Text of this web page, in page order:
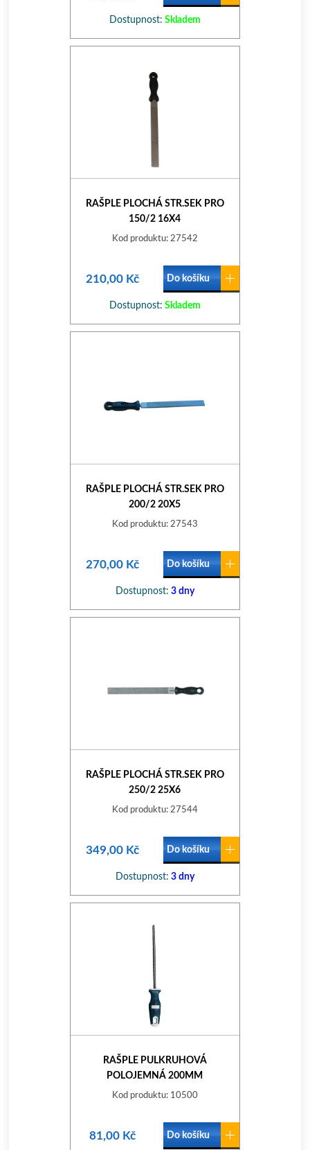
Dostupnost: Skladem
RAŠPLE PLOCHÁ STR.SEK PRO
150/2 16X4
Kod produktu: 27542
210,00 Kč Do košíku
Dostupnost: Skladem
RAŠPLE PLOCHÁ STR.SEK PRO
200/2 20X5
Kod produktu: 27543
270,00 Kč Do košíku
Dostupnost: 3 dny
RAŠPLE PLOCHÁ STR.SEK PRO
250/2 25X6
Kod produktu: 27544
349,00 Kč Do košíku
Dostupnost: 3 dny
RAŠPLE PULKRUHOVÁ
POLOJEMNÁ 200MM
Kod produktu: 10500
81,00 Kč Do košíku